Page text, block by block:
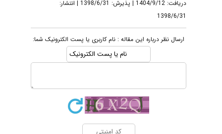
دریافت: 1404/9/12 | پذیرش: 1398/6/31 | انتشار:
1398/6/31
ارسال نظر درباره این مقاله : نام کاربری یا پست الکترونیک شما: